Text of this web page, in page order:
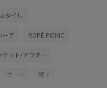
タイル
ーデ ROPÉ PICNIC
ケット/アウター
ブーツ 帽子